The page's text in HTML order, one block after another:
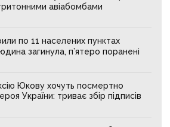
авіабомбами
по 11 населених пунктах
загинула, п’ятеро поранені
Юкову хочуть посмертно
України: триває збір підписів